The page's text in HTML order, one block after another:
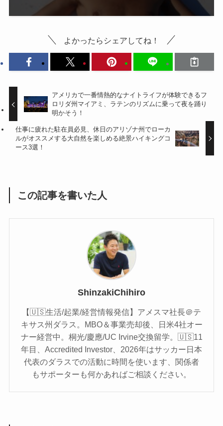
よかったらシェアしてね！
アメリカで一番情熱的なナイトライフが体験できるフ
ロリダ州マイアミ、ラテンのリズムに乗って夜を踊り
明かそう！
仕事に疲れた駐在員必見、休日のアリゾナ州でローカ
ルがオススメする大自然を楽しめる絶景ハイキングコ
ース3選！
この記事を書いた人
ShinzakiChihiro
【🇺🇸生活/起業/経営情報発信】アメスマ社長＠テ
キサス州ダラス。MBO＆事業売却後、日米4社オー
ナー経営中。桐光/慶應/UC Irvine交換留学。🇺🇸11
年目、Accredited Investor、2026年はサッカー日本
代表のダラスでの活動に時間を使います、関係者
もサポーターも何かあればご相談ください。